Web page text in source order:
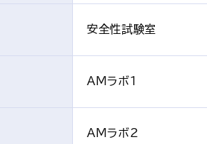
安全性試験室
AMラボ1
AMラボ2